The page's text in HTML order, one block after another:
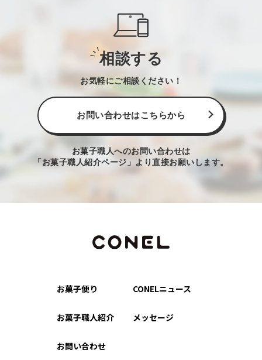
相談する
お気軽にご相談ください！
お問い合わせはこちらから
お菓子職人へのお問い合わせは
「お菓子職人紹介ページ」より直接お願いします。
お菓子便り CONELニュース
お菓子職人紹介 メッセージ
お問い合わせ